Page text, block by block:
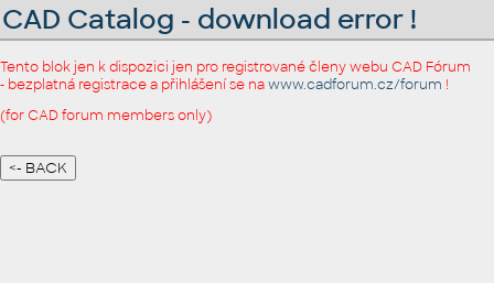
CAD Catalog - download error !
Tento blok jen k dispozici jen pro registrované členy webu CAD Fórum
- bezplatná registrace a přihlášení se nawww.cadforum.cz/forum !
(for CAD forum members only)